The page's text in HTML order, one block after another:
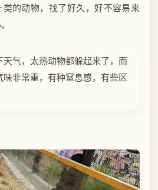
的动物，找了好久，好不容易来
天气，太热动物都躲起来了，而
味非常重，有种窒息感，有些区